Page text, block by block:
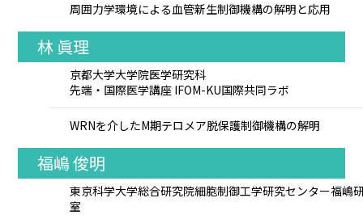
周囲力学環境による血管新生制御機構の解明と応用
林 眞理
京都大学大学院医学研究科
先端・国際医学講座 IFOM-KU国際共同ラボ
WRNを介したM期テロメア脱保護制御機構の解明
福嶋 俊明
東京科学大学総合研究院細胞制御工学研究センター福嶋
室